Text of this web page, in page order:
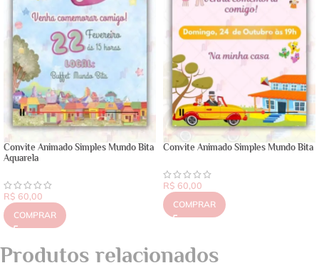
Convite Animado Simples Mundo Bita
Aquarela
R$ 60,00
COMPRAR
Convite Animado Simples Mundo Bita
R$ 60,00
COMPRAR
Produtos relacionados